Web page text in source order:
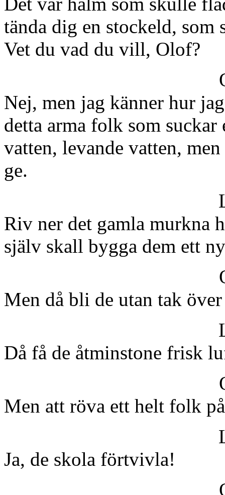
tända dig en stockeld, som
Vet du vad du vill, Olof?
Nej, men jag känner hur
detta arma folk som
vatten, levande vatten,
ge.
Riv ner det gamla murkna
själv skall bygga dem ett
Men då bli de utan tak
Då få de åtminstone frisk
Men att röva ett helt folk
Ja, de skola förtvivla!